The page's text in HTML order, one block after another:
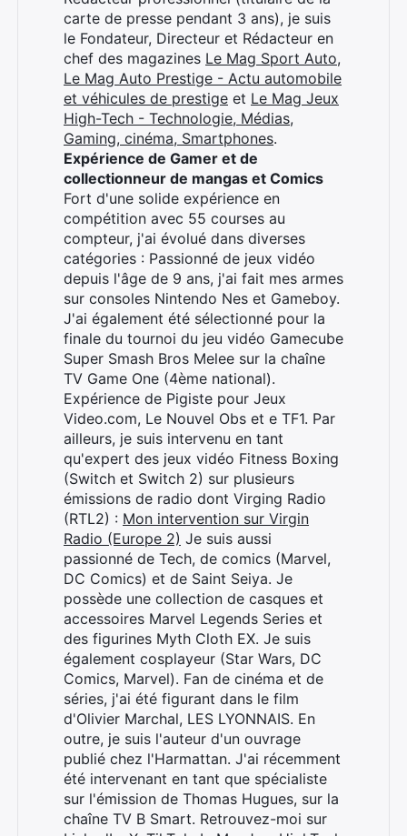
carte de presse pendant 3 ans), je suis
le Fondateur, Directeur et Rédacteur en
chef des magazines Le Mag Sport Auto,
Le Mag Auto Prestige - Actu automobile
et véhicules de prestige et Le Mag Jeux
High-Tech - Technologie, Médias,
Gaming, cinéma, Smartphones.
Expérience de Gamer et de
collectionneur de mangas et Comics
Fort d'une solide expérience en
compétition avec 55 courses au
compteur, j'ai évolué dans diverses
catégories : Passionné de jeux vidéo
depuis l'âge de 9 ans, j'ai fait mes armes
sur consoles Nintendo Nes et Gameboy.
J'ai également été sélectionné pour la
finale du tournoi du jeu vidéo Gamecube
Super Smash Bros Melee sur la chaîne
TV Game One (4ème national).
Expérience de Pigiste pour Jeux
Video.com, Le Nouvel Obs et e TF1. Par
ailleurs, je suis intervenu en tant
qu'expert des jeux vidéo Fitness Boxing
(Switch et Switch 2) sur plusieurs
émissions de radio dont Virging Radio
(RTL2) : Mon intervention sur Virgin
Radio (Europe 2) Je suis aussi
passionné de Tech, de comics (Marvel,
DC Comics) et de Saint Seiya. Je
possède une collection de casques et
accessoires Marvel Legends Series et
des figurines Myth Cloth EX. Je suis
également cosplayeur (Star Wars, DC
Comics, Marvel). Fan de cinéma et de
séries, j'ai été figurant dans le film
d'Olivier Marchal, LES LYONNAIS. En
outre, je suis l'auteur d'un ouvrage
publié chez l'Harmattan. J'ai récemment
été intervenant en tant que spécialiste
sur l'émission de Thomas Hugues, sur la
chaîne TV B Smart. Retrouvez-moi sur
Rechercher